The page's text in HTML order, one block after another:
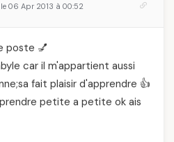
le 06 Apr 2013 à 00:52
poste 💅
car il m'appartient aussi
fait plaisir d'apprendre 👍
petite a petite ok ais